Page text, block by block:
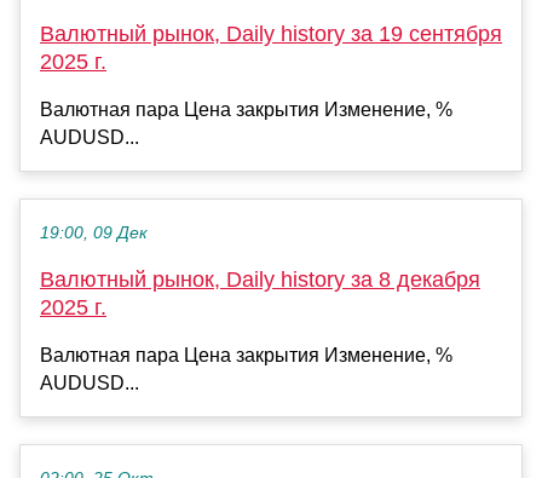
Валютный рынок, Daily history за 19 сентября
2025 г.
Валютная пара Цена закрытия Изменение, %
AUDUSD...
19:00, 09 Дек
Валютный рынок, Daily history за 8 декабря
2025 г.
Валютная пара Цена закрытия Изменение, %
AUDUSD...